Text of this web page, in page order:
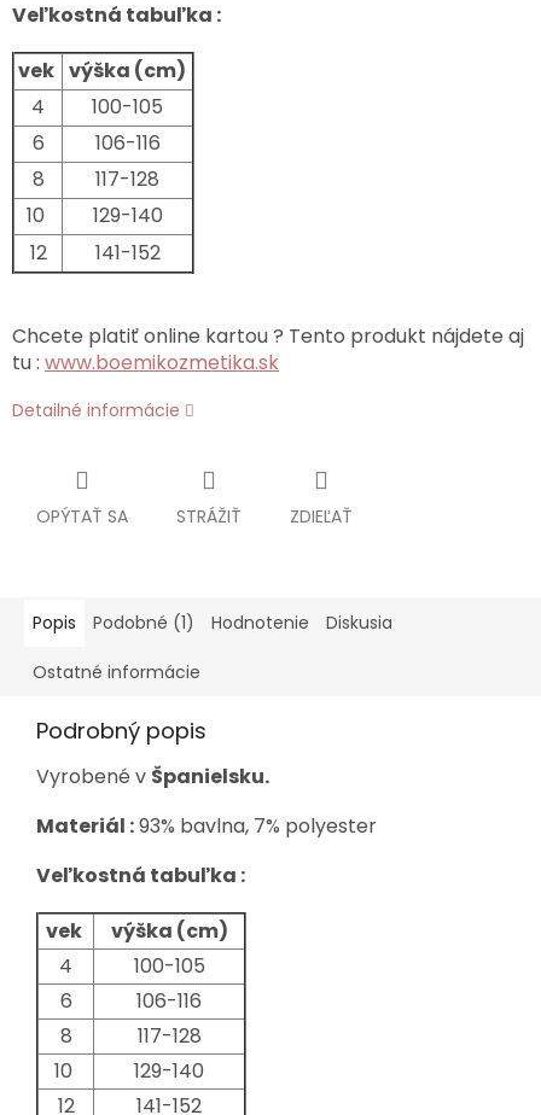
Veľkostná tabuľka :
vek výška (cm)
4
100-105
6
106-116
8
117-128
10
129-140
12
141-152
Chcete platiť online kartou ? Tento produkt nájdete aj
tu : www.boemikozmetika.sk
Detailné informácie
OPÝTAŤ SA STRÁŽIŤ ZDIEĽAŤ
Popis Podobné (1) Hodnotenie Diskusia
Ostatné informácie
Podrobný popis
Vyrobené v Španielsku.
Materiál :93% bavlna, 7% polyester
Veľkostná tabuľka :
vek
výška (cm)
4
100-105
6
106-116
8
117-128
10
129-140
12
141-152